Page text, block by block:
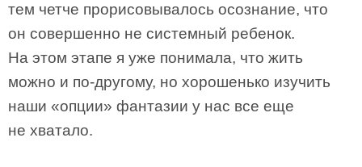
тем четче прорисовывалось осознание, что
он совершенно не системный ребенок.
На этом этапе я уже понимала, что жить
можно и по-другому, но хорошенько изучить
наши «опции» фантазии у нас все еще
не хватало.